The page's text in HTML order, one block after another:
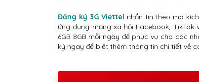
Đăng ký 3G Viettel nhắn tin theo mã
ứng dụng mạng xã hội Facebook, TikTok
6GB 8GB mỗi ngày để phục vụ cho các
ký ngay để biết thêm thông tin chi tiết về